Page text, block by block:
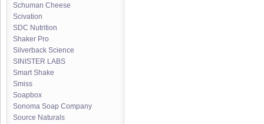
Schuman Cheese
Scivation
SDC Nutrition
Shaker Pro
Silverback Science
SINISTER LABS
Smart Shake
Smiss
Soapbox
Sonoma Soap Company
Source Naturals